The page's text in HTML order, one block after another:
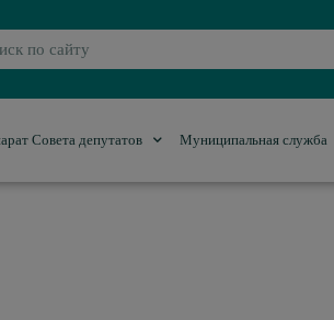
Совета депутатов Муниципальная служба